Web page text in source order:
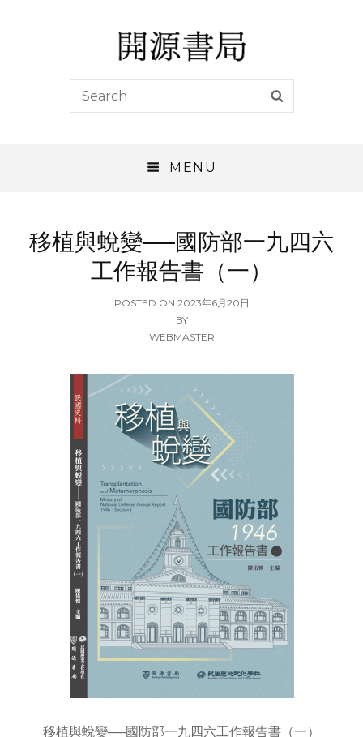
開源書局
開源書局出版有限公司
Search
for:
MENU
移植與蛻變──國防部一九四六
工作報告書（一）
POSTED ON POSTED
ON
2023年6月20日
BY
WEBMASTER
移植與蛻變──國防部一九四六工作報告書（一）